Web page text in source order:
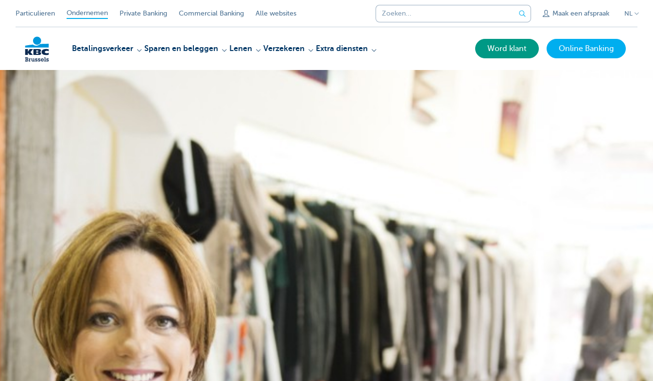
Particulieren Ondernemen Private Banking Commercial Banking Alle websites Maak een afspraak NL
Ondernemers
Betalingsverkeer Sparen en beleggen Lenen Verzekeren Extra diensten Word klant Online Banking